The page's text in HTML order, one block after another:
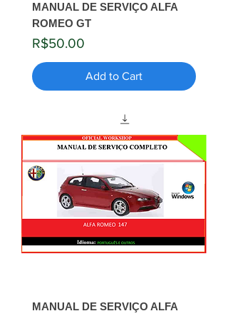
MANUAL DE SERVIÇO ALFA
ROMEO GT
Price
R$50.00
Add to Cart
MANUAL DE SERVIÇO ALFA